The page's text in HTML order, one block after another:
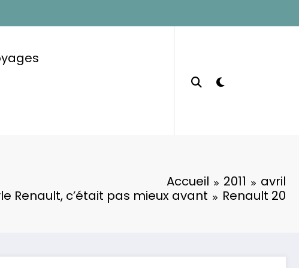
Accueil 2011
avril
Renault, c’était pas mieux avant
Renault 20